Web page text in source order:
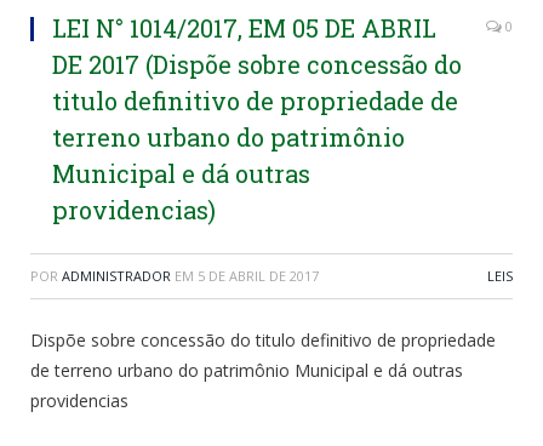
LEI N° 1014/2017, EM 05 DE ABRIL
DE 2017 (Dispõe sobre concessão do
titulo definitivo de propriedade de
terreno urbano do patrimônio
Municipal e dá outras
providencias)
0
POR ADMINISTRADOR EM 5 DE ABRIL DE 2017 LEIS
Dispõe sobre concessão do titulo definitivo de propriedade
de terreno urbano do patrimônio Municipal e dá outras
providencias